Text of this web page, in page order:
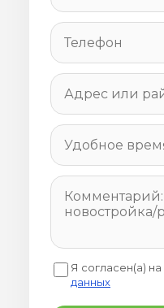
Я согласен(а) на
данных